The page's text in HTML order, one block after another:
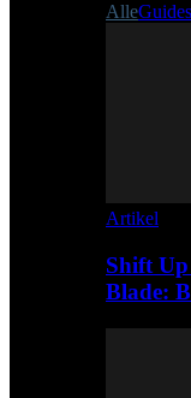
AlleGuides
Artikel
Shift Up
Blade: